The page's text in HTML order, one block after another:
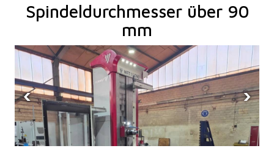
Spindeldurchmesser über 90
mm
‹ ›